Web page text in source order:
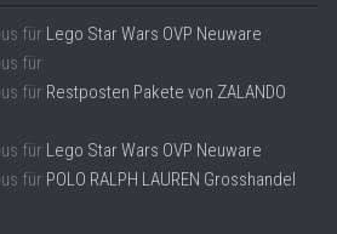
für Lego Star Wars OVP Neuware
für
für Restposten Pakete von ZALANDO
für Lego Star Wars OVP Neuware
für POLO RALPH LAUREN Grosshandel